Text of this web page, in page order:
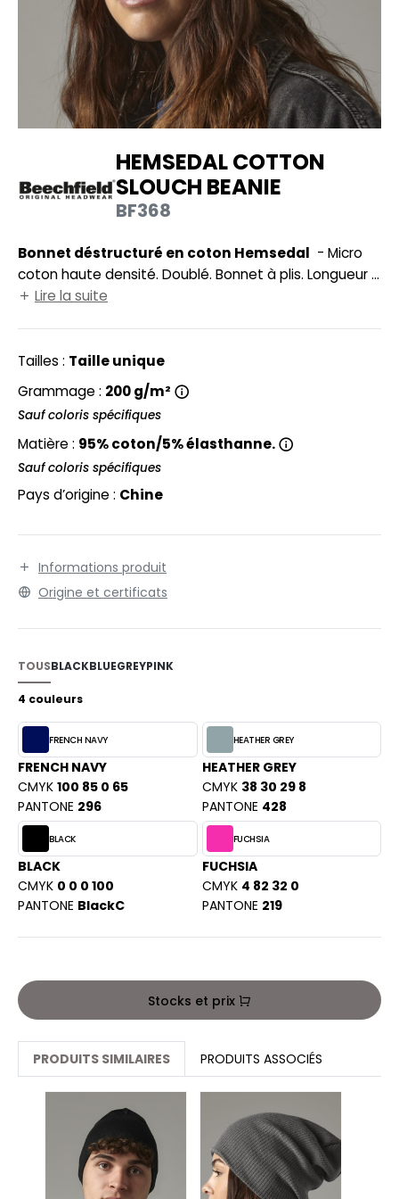
VISIBILITE
MODULABLES
LABEL / TEAR AWAY
SHOPPING
VETEMENTS
SHIRT
SHIRT
- BLOUSON
YOUR BRAND
SI ON L'APPELAIT FRANCIS
BY PROMODORO
HALES
ROW
OF THE LOOM
OF THE LOOM VINTAGE
- BLANKS
COOL
HOODS
HEMSEDAL COTTON
SLOUCH BEANIE
BF368
Bonnet déstructuré en coton Hemsedal
coton haute densité. Doublé. Bonnet à plis. Longueur :
28cm.
Lire la suite
Tailles : Taille unique
Grammage : 200 g/m²
Sauf coloris spécifiques
Matière : 95% coton/5% élasthanne.
Sauf coloris spécifiques
Pays d’origine : Chine
Informations produit
Origine et certificats
TOUSBLACKBLUEGREYPINK
4 couleurs
FRENCH NAVY
FRENCH NAVY
CMYK 100 85 0 65
PANTONE 296
HEATHER GREY
HEATHER GREY
CMYK 38 30 29 8
PANTONE 428
BLACK
BLACK
CMYK 0 0 0 100
PANTONE BlackC
FUCHSIA
FUCHSIA
CMYK 4 82 32 0
PANTONE 219
Stocks et prix
PRODUITS SIMILAIRES PRODUITS ASSOCIÉS